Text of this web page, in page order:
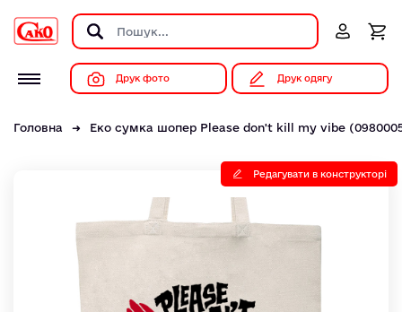
Друк фото Друк одягу
Головна Еко сумка шопер Please don't kill my vibe
Редагувати в конструкторі